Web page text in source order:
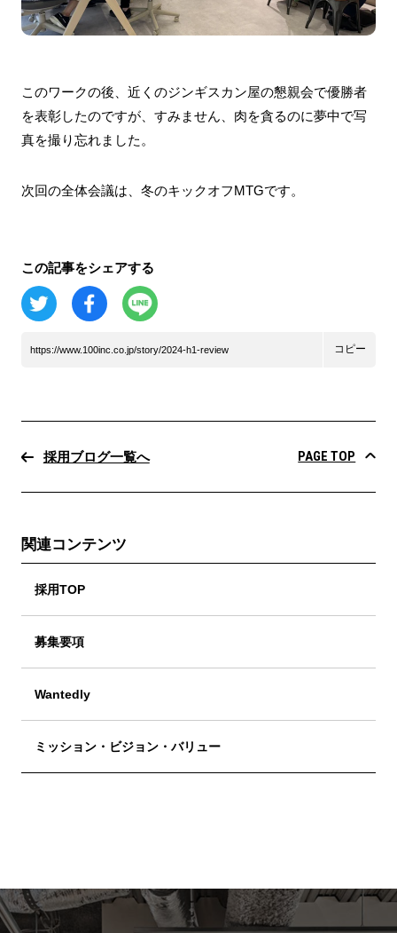
このワークの後、近くのジンギスカン屋の懇親会で優勝者
を表彰したのですが、すみません、肉を貪るのに夢中で写
真を撮り忘れました。
次回の全体会議は、冬のキックオフMTGです。
この記事をシェアする
https://www.100inc.co.jp/story/2024-h1-review コピー
採用ブログ一覧へ PAGE TOP
関連コンテンツ
採用TOP
募集要項
Wantedly
ミッション・ビジョン・バリュー